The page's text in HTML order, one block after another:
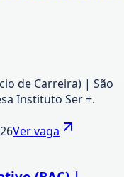
de Carreira) | São
Instituto Ser +.
Ver vaga